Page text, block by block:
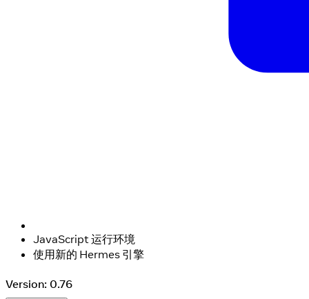
JavaScript 运行环境
使用新的 Hermes 引擎
Version: 0.76